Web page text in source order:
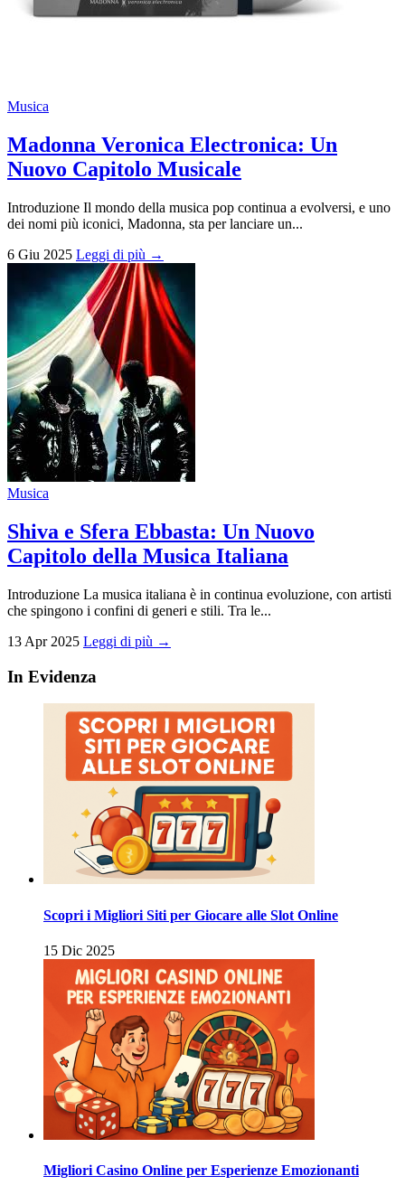
Musica
Madonna Veronica Electronica: Un
Nuovo Capitolo Musicale
Introduzione Il mondo della musica pop continua a evolversi, e uno
dei nomi più iconici, Madonna, sta per lanciare un...
6 Giu 2025 Leggi di più →
Musica
Shiva e Sfera Ebbasta: Un Nuovo
Capitolo della Musica Italiana
Introduzione La musica italiana è in continua evoluzione, con artisti
che spingono i confini di generi e stili. Tra le...
13 Apr 2025 Leggi di più →
In Evidenza
Scopri i Migliori Siti per Giocare alle Slot Online
15 Dic 2025
Migliori Casino Online per Esperienze Emozionanti